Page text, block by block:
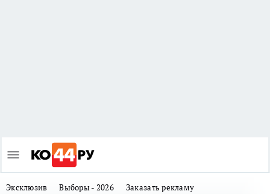
Эксклюзив Выборы - 2026 Заказать рекламу